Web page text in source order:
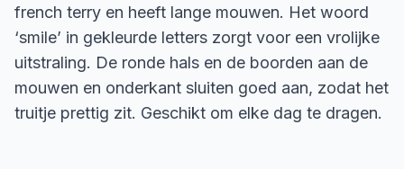
french terry en heeft lange mouwen. Het woord
‘smile’ in gekleurde letters zorgt voor een vrolijke
uitstraling. De ronde hals en de boorden aan de
mouwen en onderkant sluiten goed aan, zodat het
truitje prettig zit. Geschikt om elke dag te dragen.